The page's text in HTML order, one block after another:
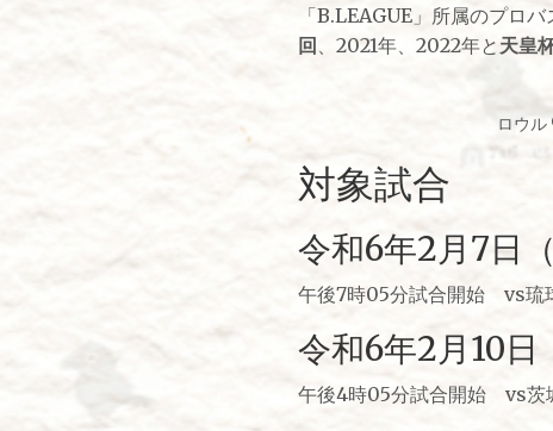
「B.LEAGUE」所属のプロ
回 、2021年、2022年と 天皇
ロウ
対象試合
令和6年2月7日（
午後7時05分試合開始 vs琉
令和6年2月10日
午後4時05分試合開始 vs茨